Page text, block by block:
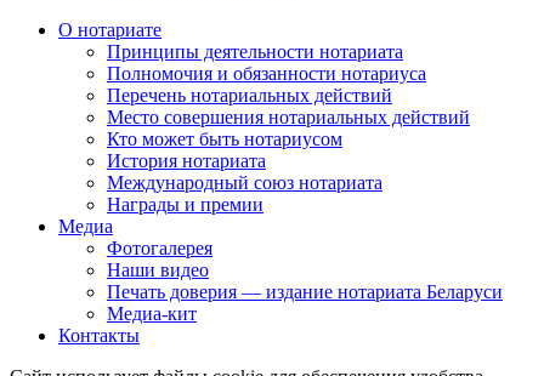
О нотариате
Принципы деятельности нотариата
Полномочия и обязанности нотариуса
Перечень нотариальных действий
Место совершения нотариальных действий
Кто может быть нотариусом
История нотариата
Международный союз нотариата
Награды и премии
Медиа
Фотогалерея
Наши видео
Печать доверия — издание нотариата Беларуси
Медиа-кит
Контакты